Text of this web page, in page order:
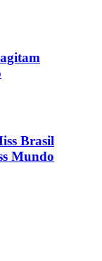
Brasil
Mundo